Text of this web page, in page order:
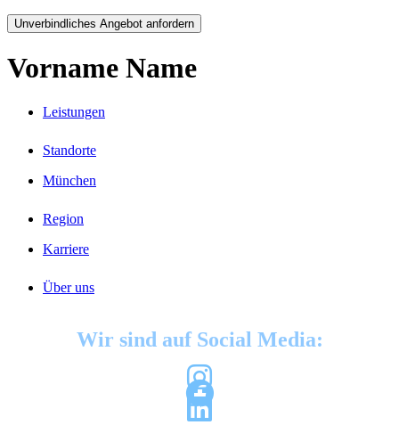
Vorname Name
Leistungen
Standorte
München
Region
Karriere
Über uns
Wir sind auf Social Media: